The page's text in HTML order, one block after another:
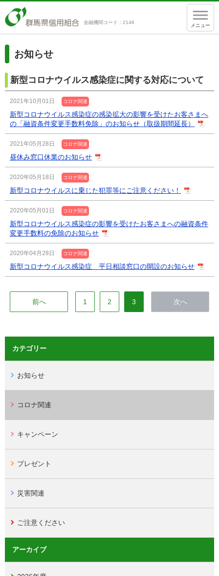
金融機関コード：2146
メニュー
お知らせ
新型コロナウイルス感染症に関する対応について
2021年10月01日 コロナ関連
新型コロナウイルス感染症の感染拡大の影響を受けたお客さまへ
の「融資条件変更手数料免除」のお知らせ（取扱期間延長）
2021年05月28日 コロナ関連
昼休み窓口休業のお知らせ
2020年05月18日 コロナ関連
新型コロナウイルスに乗じた犯罪等にご注意ください！
2020年05月01日 コロナ関連
新型コロナウイルス感染症の影響を受けたお客さまへの融資条件
変更手数料の免除のお知らせ
2020年04月28日 コロナ関連
新型コロナウイルス感染症 平日相談窓口の開設のお知らせ
前へ 1 2 3 次へ
カテゴリー
お知らせ
コロナ関連
キャンペーン
プレゼント
災害関連
ご注意ください
アーカイブ